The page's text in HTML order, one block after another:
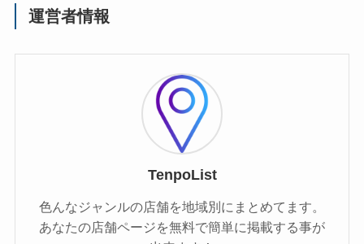
運営者情報
TenpoList
色んなジャンルの店舗を地域別にまとめてます。
あなたの店舗ページを無料で簡単に掲載する事が